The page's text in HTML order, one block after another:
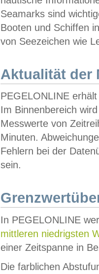
Seamarks sind
Booten und Schiffen
von Seezeichen wie
Aktualität der
PEGELONLINE
Im Binnenbereich
Messwerte von
Minuten.
Fehlern bei der
sein.
In PEGELONLINE
mittleren niedrigsten
einer Zeitspanne in
Die farblichen